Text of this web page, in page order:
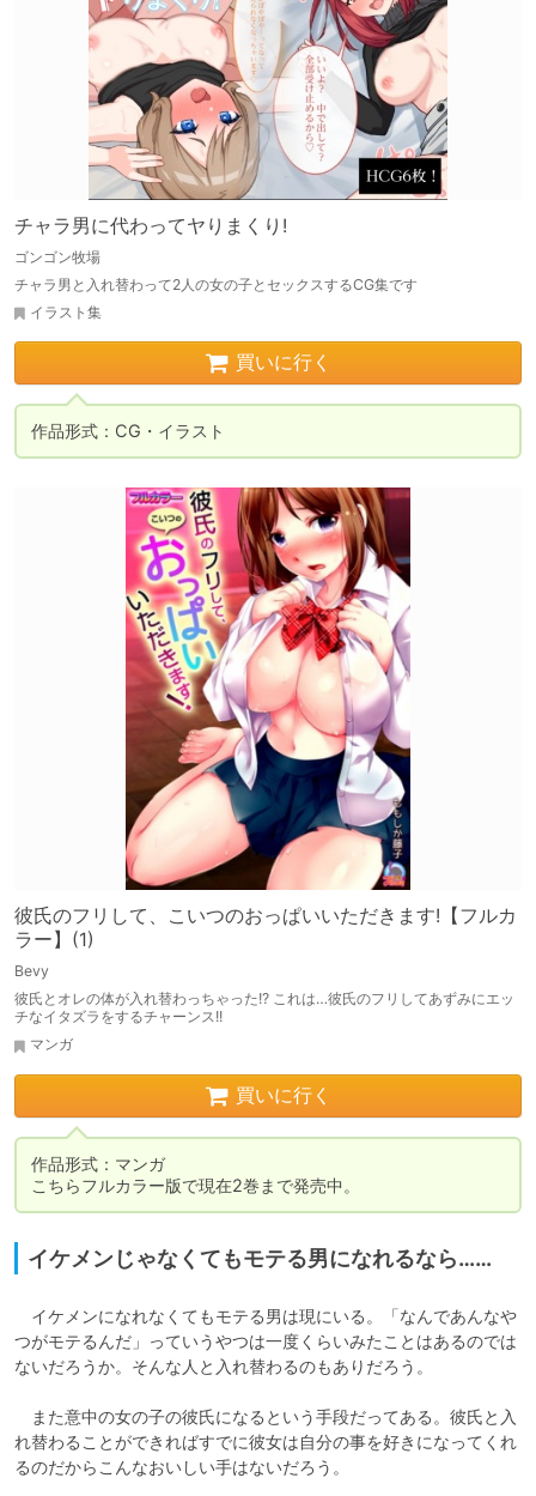
チャラ男に代わってヤりまくり!
ゴンゴン牧場
チャラ男と入れ替わって2人の女の子とセックスするCG集です
イラスト集
買いに行く
作品形式：CG・イラスト
彼氏のフリして、こいつのおっぱいいただきます!【フルカ
ラー】(1)
Bevy
彼氏とオレの体が入れ替わっちゃった!? これは…彼氏のフリしてあずみにエッ
チなイタズラをするチャーンス!!
マンガ
買いに行く
作品形式：マンガ
こちらフルカラー版で現在2巻まで発売中。
イケメンじゃなくてもモテる男になれるなら……
イケメンになれなくてもモテる男は現にいる。「なんであんなや
つがモテるんだ」っていうやつは一度くらいみたことはあるのでは
ないだろうか。そんな人と入れ替わるのもありだろう。
また意中の女の子の彼氏になるという手段だってある。彼氏と入
れ替わることができればすでに彼女は自分の事を好きになってくれ
るのだからこんなおいしい手はないだろう。